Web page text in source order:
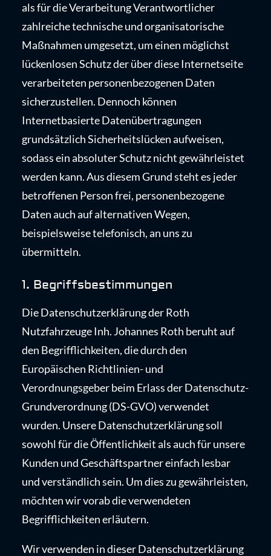
als für die Verarbeitung Verantwortlicher
zahlreiche technische und organisatorische
Maßnahmen umgesetzt, um einen möglichst
lückenlosen Schutz der über diese Internetseite
verarbeiteten personenbezogenen Daten
sicherzustellen. Dennoch können
Internetbasierte Datenübertragungen
grundsätzlich Sicherheitslücken aufweisen,
sodass ein absoluter Schutz nicht gewährleistet
werden kann. Aus diesem Grund steht es jeder
betroffenen Person frei, personenbezogene
Daten auch auf alternativen Wegen,
beispielsweise telefonisch, an uns zu
übermitteln.
1. Begriffsbestimmungen
Die Datenschutzerklärung der Roth
Nutzfahrzeuge Inh. Johannes Roth beruht auf
den Begrifflichkeiten, die durch den
Europäischen Richtlinien- und
Verordnungsgeber beim Erlass der Datenschutz-
Grundverordnung (DS-GVO) verwendet
wurden. Unsere Datenschutzerklärung soll
sowohl für die Öffentlichkeit als auch für unsere
Kunden und Geschäftspartner einfach lesbar
und verständlich sein. Um dies zu gewährleisten,
möchten wir vorab die verwendeten
Begrifflichkeiten erläutern.
Wir verwenden in dieser Datenschutzerklärung